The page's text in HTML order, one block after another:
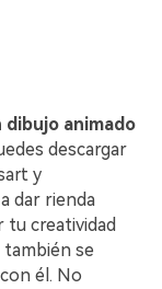
dibujo animado
descargar
y
dar rienda
creatividad
se
él. No